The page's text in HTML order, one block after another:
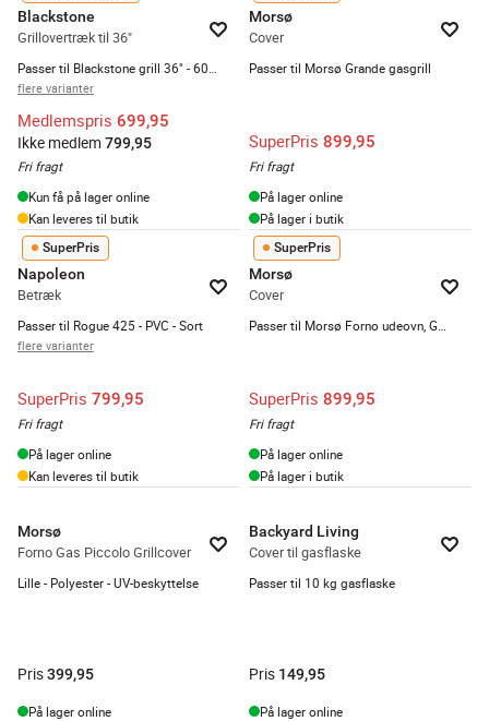
Blackstone
Grillovertræk til 36"
flere varianter
Medlemspris 699,95
Ikke medlem 799,95
Fri fragt
Kun få på lager online
Kan leveres til butik
Morsø
Cover
Passer til Morsø Grande gasgrill
SuperPris 899,95
Fri fragt
På lager online
På lager i butik
SuperPris
Napoleon
Betræk
Passer til Rogue 425 - PVC - Sort
flere varianter
SuperPris 799,95
Fri fragt
På lager online
Kan leveres til butik
SuperPris
Morsø
Cover
SuperPris 899,95
Fri fragt
På lager online
På lager i butik
Morsø
Forno Gas Piccolo Grillcover
Lille - Polyester - UV-beskyttelse
Pris399,95
På lager online
Backyard Living
Cover til gasflaske
Passer til 10 kg gasflaske
Pris 149,95
På lager online